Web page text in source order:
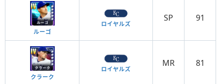
ルーゴ
ロイヤルズ
SP 91
クラーク
ロイヤルズ
MR 81